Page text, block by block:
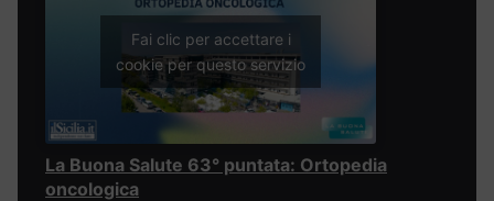
Fai clic per accettare i
cookie per questo servizio
La Buona Salute 63° puntata: Ortopedia
oncologica